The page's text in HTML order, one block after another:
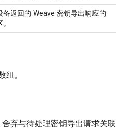
备返回的 Weave 密钥导出响应的
组。
弃与待处理密钥导出请求关联